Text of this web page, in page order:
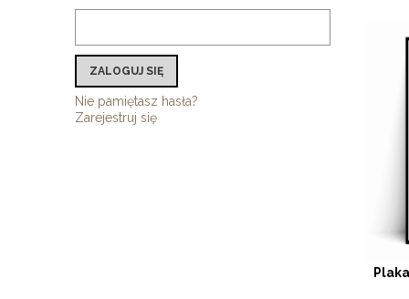
ZALOGUJ SIĘ
Nie pamiętasz hasła?
Zarejestruj się